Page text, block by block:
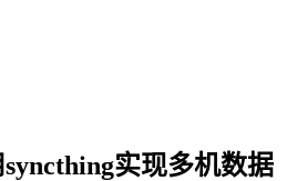
syncthing实现多机数据